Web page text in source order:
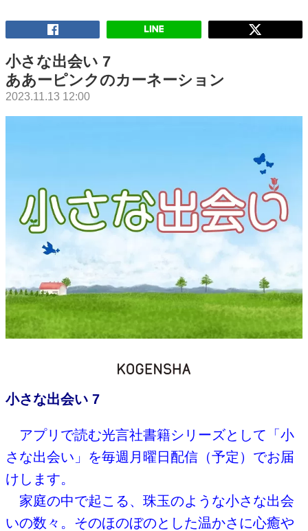
小さな出会い 7
ああーピンクのカーネーション
2023.11.13 12:00
小さな出会い 7
アプリで読む光言社書籍シリーズとして「小
さな出会い」を毎週月曜日配信（予定）でお届
けします。
家庭の中で起こる、珠玉のような小さな出会
いの数々。そのほのぼのとした温かさに心癒や